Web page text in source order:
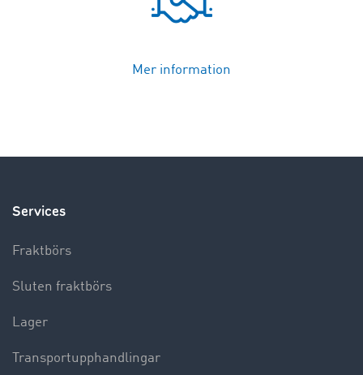
Mer information
Services
Fraktbörs
Sluten fraktbörs
Lager
Transportupphandlingar